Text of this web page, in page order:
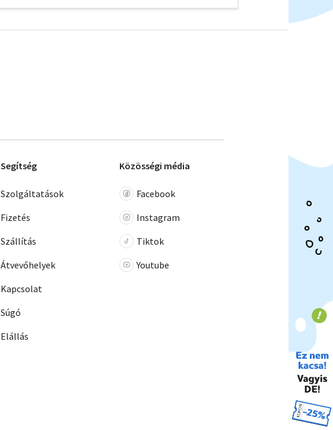
Segítség
Szolgáltatások
Fizetés
Szállítás
Átvevőhelyek
Kapcsolat
Súgó
Elállás
Közösségi média
Facebook
Instagram
Tiktok
Youtube